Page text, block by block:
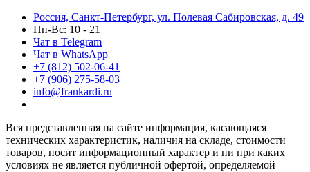
Россия, Санкт-Петербург, ул. Полевая Сабировская, д. 49
Пн-Вс: 10 - 21
Чат в Telegram
Чат в WhatsApp
+7 (812) 502-06-41
+7 (906) 275-58-03
info@frankardi.ru
Вся представленная на сайте информация, касающаяся
технических характеристик, наличия на складе, стоимости
товаров, носит информационный характер и ни при каких
условиях не является публичной офертой, определяемой